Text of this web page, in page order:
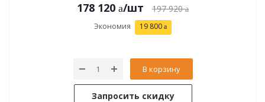
178 120 /шт 197 920
Экономия 19 800
В корзину
Запросить скидку